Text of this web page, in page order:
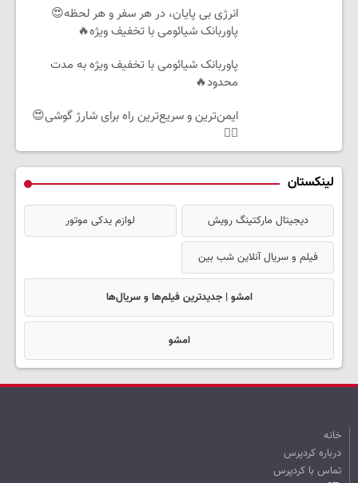
انرژی بی پایان، در هر سفر و هر لحظه😍
پاوربانک شیائومی با تخفیف ویژه🔥
پاوربانک شیائومی با تخفیف ویژه به مدت
محدود🔥
ایمن‌ترین و سریع‌ترین راه برای شارژ گوشی😍
👌🏻
لینکستان
دیجیتال مارکتینگ رویش لوازم یدکی موتور
فیلم و سریال آنلاین شب بین
امشو | جدیدترین فیلم‌ها و سریال‌ها
امشو
خانه
درباره کردپرس
تماس با کردپرس